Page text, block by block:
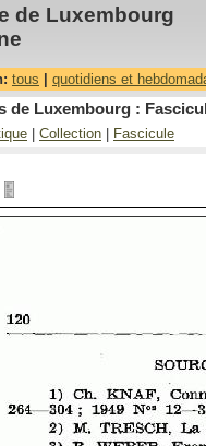
de Luxembourg
tous quotidiens et
de Luxembourg :
Collection Fascicule